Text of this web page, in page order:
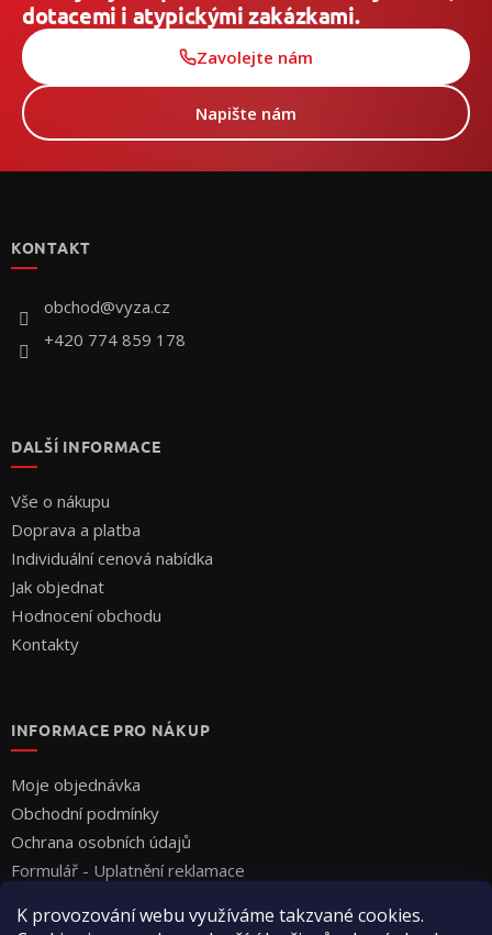
K provozování webu využíváme takzvané cookies.
dotacemi i atypickými zakázkami.
Zavolejte nám
Napište nám
KONTAKT
obchod@vyza.cz
+420 774 859 178
DALŠÍ INFORMACE
Vše o nákupu
Doprava a platba
Individuální cenová nabídka
Jak objednat
Hodnocení obchodu
Kontakty
INFORMACE PRO NÁKUP
Moje objednávka
Obchodní podmínky
Ochrana osobních údajů
Formulář - Uplatnění reklamace